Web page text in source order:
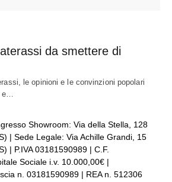
da smettere di
le opinioni e le convinzioni popolari
e…
Showroom: Via della Stella, 128
| Sede Legale: Via Achille Grandi, 15
| P.IVA 03181590989 | C.F.
Sociale i.v. 10.000,00€ |
n. 03181590989 | REA n. 512306